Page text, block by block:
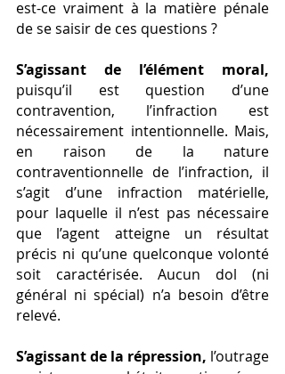
est-ce vraiment à la matière pénale
de se saisir de ces questions ?
S’agissant de l’élément moral,
puisqu’il est question d’une
contravention, l’infraction est
nécessairement intentionnelle. Mais,
en raison de la nature
contraventionnelle de l’infraction, il
s’agit d’une infraction matérielle,
pour laquelle il n’est pas nécessaire
que l’agent atteigne un résultat
précis ni qu’une quelconque volonté
soit caractérisée. Aucun dol (ni
général ni spécial) n’a besoin d’être
relevé.
S’agissant de la répression, l’outrage